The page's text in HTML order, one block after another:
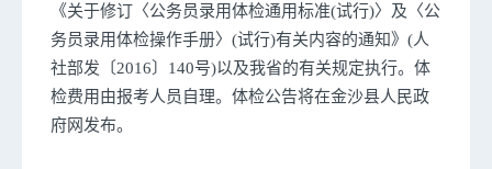
《关于修订〈公务员录用体检通用标准(试行)〉及〈公
务员录用体检操作手册〉(试行)有关内容的通知》(人
社部发〔2016〕140号)以及我省的有关规定执行。体
检费用由报考人员自理。体检公告将在金沙县人民政
府网发布。